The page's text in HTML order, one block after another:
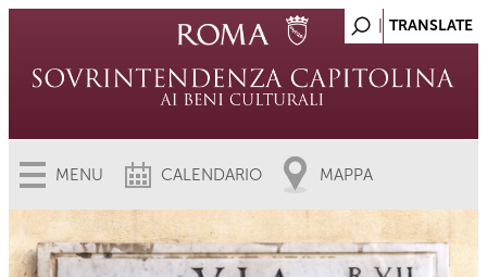
MENU CALENDARIO MAPPA